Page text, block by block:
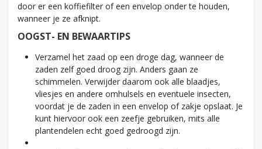
door er een koffiefilter of een envelop onder te houden,
wanneer je ze afknipt.
OOGST- EN BEWAARTIPS
Verzamel het zaad op een droge dag, wanneer de
zaden zelf goed droog zijn. Anders gaan ze
schimmelen. Verwijder daarom ook alle blaadjes,
vliesjes en andere omhulsels en eventuele insecten,
voordat je de zaden in een envelop of zakje opslaat. Je
kunt hiervoor ook een zeefje gebruiken, mits alle
plantendelen echt goed gedroogd zijn.